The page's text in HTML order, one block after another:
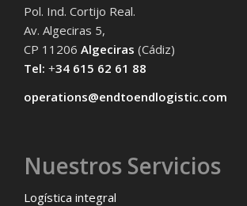
Pol. Ind. Cortijo Real.
Av. Algeciras 5,
CP 11206 Algeciras (Cádiz)
Tel: +34 615 62 61 88
operations@endtoendlogistic.com
Nuestros Servicios
Logística integral